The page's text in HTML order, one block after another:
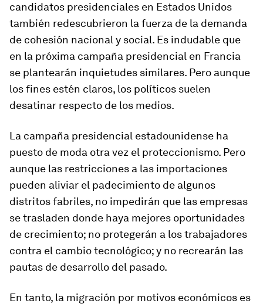
candidatos presidenciales en Estados Unidos
también redescubrieron la fuerza de la demanda
de cohesión nacional y social. Es indudable que
en la próxima campaña presidencial en Francia
se plantearán inquietudes similares. Pero aunque
los fines estén claros, los políticos suelen
desatinar respecto de los medios.
La campaña presidencial estadounidense ha
puesto de moda otra vez el proteccionismo. Pero
aunque las restricciones a las importaciones
pueden aliviar el padecimiento de algunos
distritos fabriles, no impedirán que las empresas
se trasladen donde haya mejores oportunidades
de crecimiento; no protegerán a los trabajadores
contra el cambio tecnológico; y no recrearán las
pautas de desarrollo del pasado.
En tanto, la migración por motivos económicos es